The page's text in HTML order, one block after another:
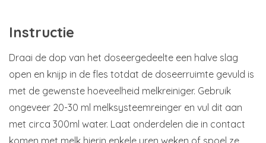
Instructie
Draai de dop van het doseergedeelte een halve slag
open en knijp in de fles totdat de doseerruimte gevuld is
met de gewenste hoeveelheid melkreiniger. Gebruik
ongeveer 20-30 ml melksysteemreinger en vul dit aan
met circa 300ml water. Laat onderdelen die in contact